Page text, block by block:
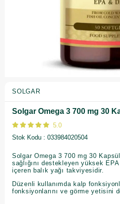
SOLGAR
Solgar Omega 3 700 mg 30
5.0
Stok Kodu
033984020504
Solgar Omega 3 700 mg 30
sağlığını destekleyen yüksek
içeren balık yağı takviyesidir.
Düzenli kullanımda kalp
fonksiyonlarını ve görme yetisini